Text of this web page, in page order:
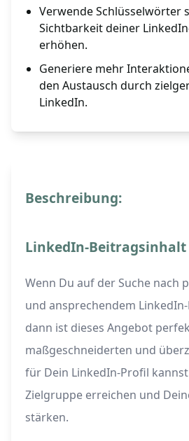
Verwende Schlüsselwörter
Sichtbarkeit deiner
erhöhen.
Generiere mehr
den Austausch durch
LinkedIn.
Beschreibung:
LinkedIn-Beitragsinhalt
Wenn Du auf der Suche nach
und ansprechendem
dann ist dieses Angebot
maßgeschneiderten und
für Dein LinkedIn-Profil
Zielgruppe erreichen und
stärken.